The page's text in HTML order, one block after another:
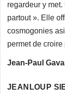
regardeur y
partout ». Elle
cosmogonies
permet de
Jean-Paul
JEANLOUP